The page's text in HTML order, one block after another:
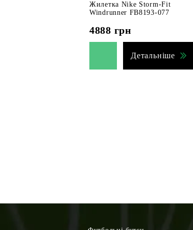
Жилетка Nike Storm-Fit
Windrunner FB8193-077
4888 грн
Детальніше